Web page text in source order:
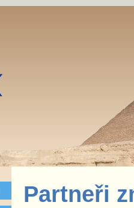
Partneři